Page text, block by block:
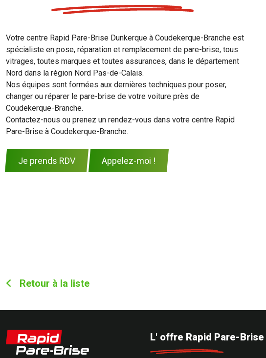
Votre centre Rapid Pare-Brise Dunkerque à Coudekerque-Branche est
spécialiste en pose, réparation et remplacement de pare-brise, tous
vitrages, toutes marques et toutes assurances, dans le département
Nord dans la région Nord Pas-de-Calais.
Nos équipes sont formées aux dernières techniques pour poser,
changer ou réparer le pare-brise de votre voiture près de
Coudekerque-Branche.
Contactez-nous ou prenez un rendez-vous dans votre centre Rapid
Pare-Brise à Coudekerque-Branche.
Je prends RDV Appelez-moi !
Retour à la liste
L' offre Rapid Pare-Brise